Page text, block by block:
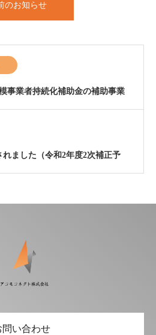
のお知らせ
事業者持続化補助金の補助事業
ました（令和2年度2次補正予
問い合わせ